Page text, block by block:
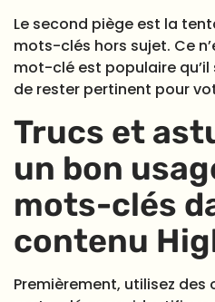
Le second piège est la
mots-clés hors sujet. Ce
mot-clé est populaire qu’il
de rester pertinent pour
Trucs et
un bon
mots-clés
contenu
Premièrement, utilisez